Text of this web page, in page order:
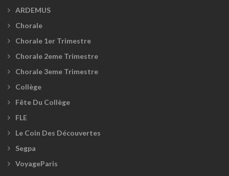
ARDEMUS
Chorale
Chorale 1er Trimestre
Chorale 2eme Trimestre
Chorale 3eme Trimestre
Collège
Fête Du Collège
FLE
Le Coin Des Découvertes
Segpa
VoyageParis